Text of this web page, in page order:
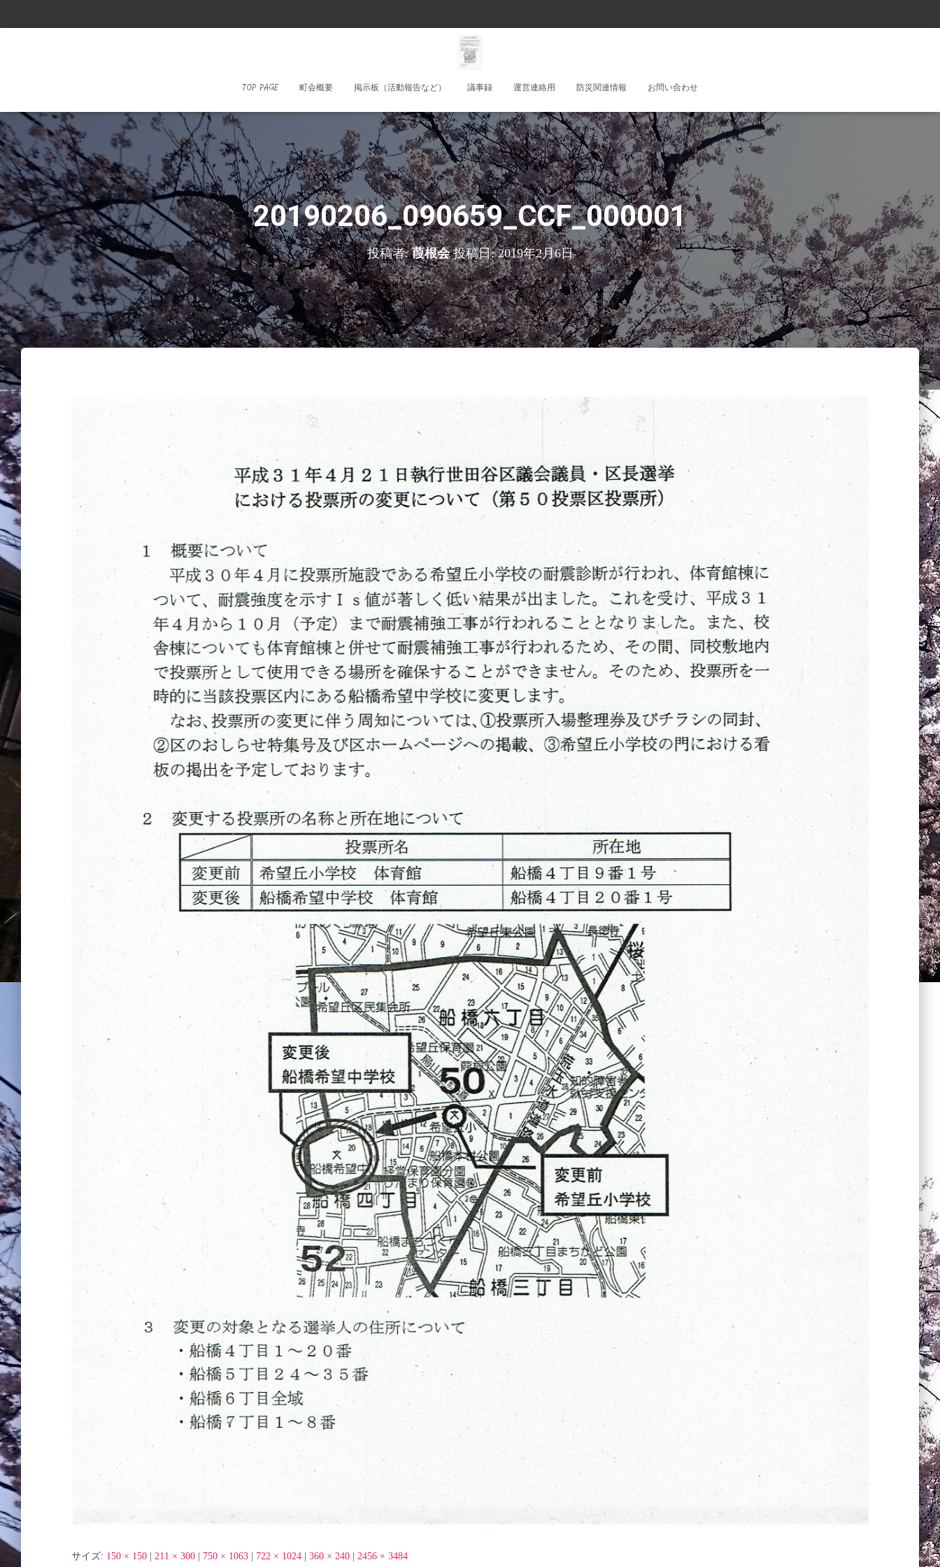
TOP PAGE 町会概要 掲示板（活動報告など） 議事録 運営連絡用 防災関連情報 お問い合わせ
20190206_090659_CCF_000001
投稿者:葭根会投稿日:2019年2月6日
サイズ: 150 × 150 211 × 300 750 × 1063 722 × 1024 360 × 240 2456 × 3484